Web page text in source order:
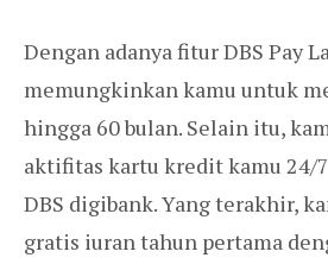
Dengan adanya fitur DBS Pay
memungkinkan kamu untuk
hingga 60 bulan. Selain itu,
aktifitas kartu kredit kamu 24/
DBS digibank. Yang terakhir,
gratis iuran tahun pertama